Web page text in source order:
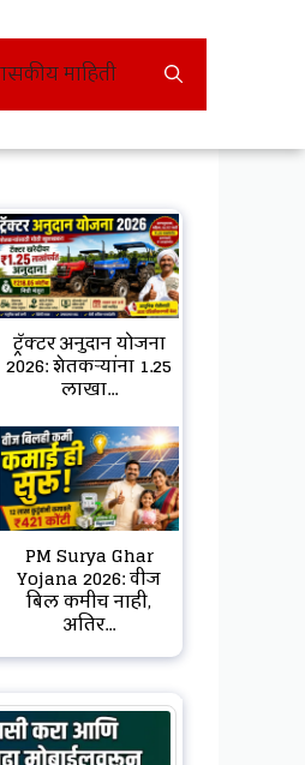
माहिती
ट्रॅक्टर अनुदान योजना
2026: शेतकऱ्यांना ₹1.25
लाखा...
PM Surya Ghar
Yojana 2026: वीज
बिल कमीच नाही,
अतिर...